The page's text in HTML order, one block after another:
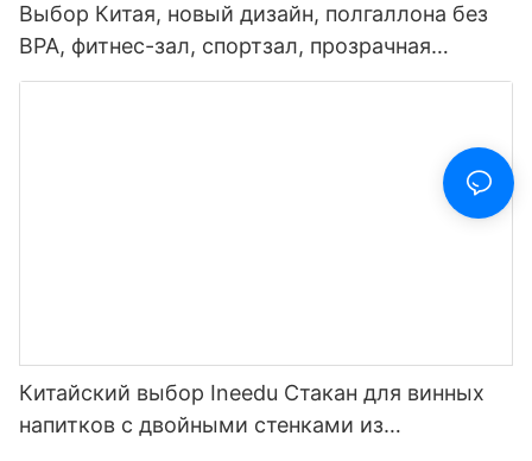
Выбор Китая, новый дизайн, полгаллона без
BPA, фитнес-зал, спортзал, прозрачная
пластиковая мотивационная бутылка для
Китайский выбор Ineedu Стакан для винных
напитков с двойными стенками из